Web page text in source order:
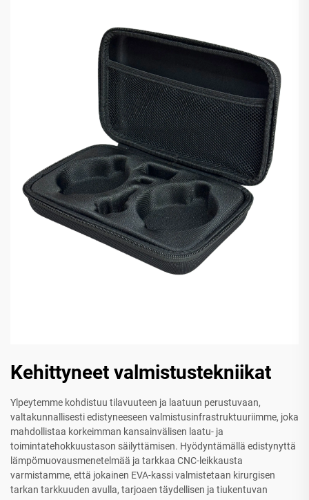
Kehittyneet valmistustekniikat
Ylpeytemme kohdistuu tilavuuteen ja laatuun perustuvaan,
valtakunnallisesti edistyneeseen valmistusinfrastruktuuriimme, joka
mahdollistaa korkeimman kansainvälisen laatu- ja
toimintatehokkuustason säilyttämisen. Hyödyntämällä edistynyttä
lämpömuovausmenetelmää ja tarkkaa CNC-leikkausta
varmistamme, että jokainen EVA-kassi valmistetaan kirurgisen
tarkan tarkkuuden avulla, tarjoaen täydellisen ja tiukentuvan